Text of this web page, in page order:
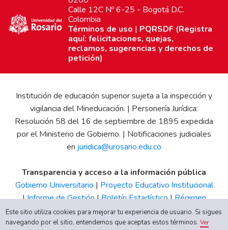
Calle 12C Nº 6-25 - Bogotá D.C.
Colombia
Términos de uso | PQRSDF (Registra
aquí: felicitaciones, quejas,
reclamos, sugerencias y derechos de
petición)
Institución de educación superior sujeta a la inspección y
vigilancia del Mineducación. | Personería Jurídica:
Resolución 58 del 16 de septiembre de 1895 expedida
por el Ministerio de Gobierno. | Notificaciones judiciales
en juridica@urosario.edu.co
Transparencia y acceso a la información pública
Gobierno Universitario | Proyecto Educativo Institucional
|Informe de Gestión|Boletín Estadístico|Régimen
Tributario|Estados Financieros |Código de Ética| Canal
de Integridad UR
Este sitio utiliza cookies para mejorar tu experiencia de usuario. Si sigues
navegando por el sitio, entendemos que aceptas estos términos.Ver